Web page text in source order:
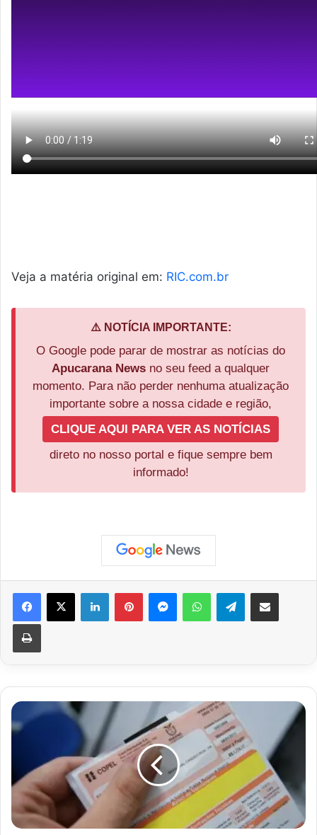
Veja a matéria original em: RIC.com.br
⚠️ NOTÍCIA IMPORTANTE:
O Google pode parar de mostrar as notícias do
Apucarana News no seu feed a qualquer
momento. Para não perder nenhuma atualização
importante sobre a nossa cidade e região,
CLIQUE AQUI PARA VER AS NOTÍCIAS
direto no nosso portal e fique sempre bem
informado!
Facebook
X LinkedinPinterestMessengerWhatsAppTelegramCompartilhar via e-mail
Imprimir
Conta
de
mais
cara
a
partir